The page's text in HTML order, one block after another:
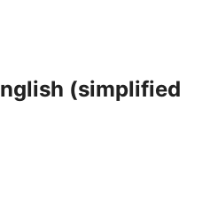
(simplified